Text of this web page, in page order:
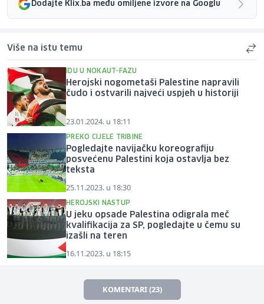
Dodajte Klix.ba među omiljene izvore na Googlu
Više na istu temu
IDU U NOKAUT-FAZU
Herojski nogometaši Palestine napravili
čudo i ostvarili najveći uspjeh u historiji
23.01.2024. u 18:11
PREKO CIJELE TRIBINE
Pogledajte navijačku koreografiju
posvećenu Palestini koja ostavlja bez
teksta
25.11.2023. u 18:30
HEROJSKI NASTUP
U jeku opsade Palestina odigrala meč
kvalifikacija za SP, pogledajte u čemu su
izašli na teren
16.11.2023. u 18:15
KOMENTARI (23)